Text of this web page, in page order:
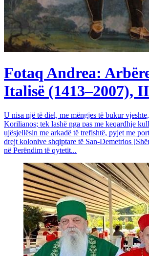
Fotaq Andrea:
Italisë (1413–2007),
U nisa një të diel, me mëngjes të bukur
Korilianos; tek lashë nga pas me keqardhje
ujësjellësin me arkadë të trefishtë, pyjet me
drejt kolonive shqiptare të San-Demetrios
në Perëndim të qytetit...